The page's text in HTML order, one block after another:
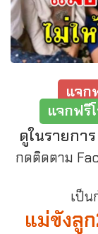
แจก
แจกฟรี
ดูในรายการ
กดติดตาม
เป็น
แม่ขังลู